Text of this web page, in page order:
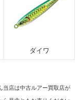
ダイワ
当店は中古ルアー買取店が